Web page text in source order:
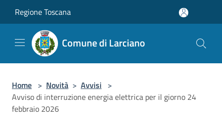
Regione Toscana
Comune di Larciano
Home > Novità > Avvisi >
Avviso di interruzione energia elettrica per il giorno 24
febbraio 2026